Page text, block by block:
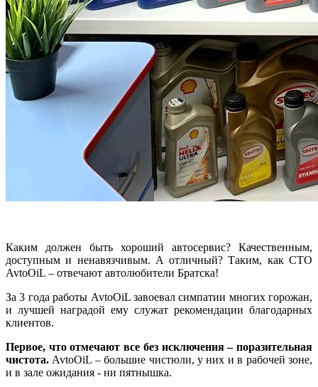
Каким должен быть хороший автосервис? Качественным,
доступным и ненавязчивым. А отличный? Таким, как СТО
AvtoOiL – отвечают автолюбители Братска!
За 3 года работы AvtoOiL завоевал симпатии многих горожан,
и лучшей наградой ему служат рекомендации благодарных
клиентов.
Первое, что отмечают все без исключения – поразительная
чистота. AvtoOiL – большие чистюли, у них и в рабочей зоне,
и в зале ожидания - ни пятнышка.